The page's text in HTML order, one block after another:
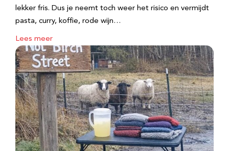
lekker fris. Dus je neemt toch weer het risico en vermijdt
pasta, curry, koffie, rode wijn…
Lees meer